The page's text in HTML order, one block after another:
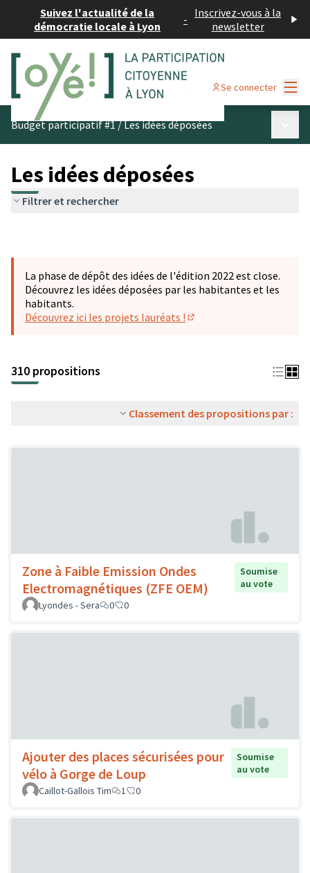
Suivez l'actualité de la
démocratie locale à Lyon
- Inscrivez-vous à la
newsletter
Se connecter
Budget participatif #1/Les idées déposées
Les idées déposées
Filtrer et rechercher
La phase de dépôt des idées de l'édition 2022 est close.
Découvrez les idées déposées par les habitantes et les
habitants.
Découvrez ici les projets lauréats !
310 propositions
Classement des propositions par :
Zone à Faible Emission Ondes
Electromagnétiques (ZFE OEM)
Soumise
au vote
Lyondes - Sera
0 0
Ajouter des places sécurisées pour
vélo à Gorge de Loup
Soumise
au vote
Caillot-Gallois Tim
1 0